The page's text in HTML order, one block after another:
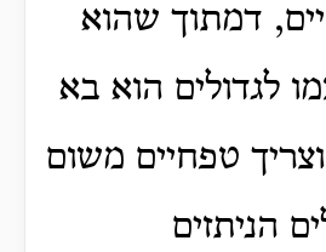
דמתוך שהוא
לגדולים הוא בא
טפחיים משום
הניתזים